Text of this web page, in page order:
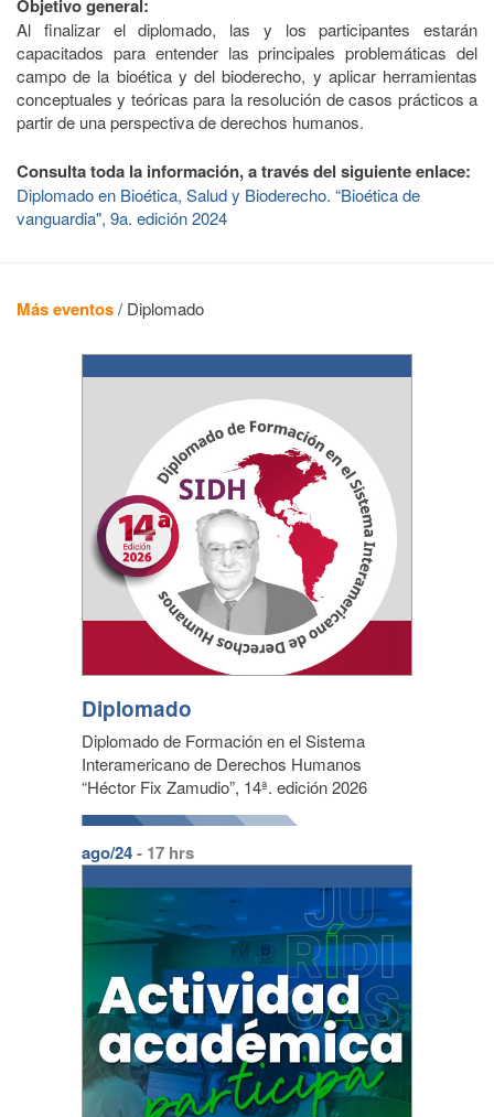
Objetivo general:
Al finalizar el diplomado, las y los participantes estarán
capacitados para entender las principales problemáticas del
campo de la bioética y del bioderecho, y aplicar herramientas
conceptuales y teóricas para la resolución de casos prácticos a
partir de una perspectiva de derechos humanos.
Consulta toda la información, a través del siguiente enlace:
Diplomado en Bioética, Salud y Bioderecho. “Bioética de
vanguardia", 9a. edición 2024
Más eventos/ Diplomado
Diplomado
Diplomado de Formación en el Sistema
Interamericano de Derechos Humanos
“Héctor Fix Zamudio”, 14ª. edición 2026
ago/24- 17 hrs